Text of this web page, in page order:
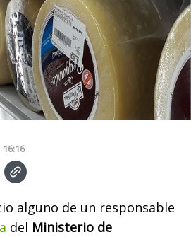
16:16
alguno de un responsable
del Ministerio de